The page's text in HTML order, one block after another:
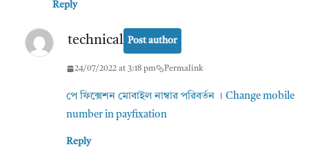
Reply
technical Post author
24/07/2022 at 3:18 pm Permalink
পে ফিক্সেশন মোবাইল নাম্বার পরিবর্তন । Change mobile
number in payfixation
Reply